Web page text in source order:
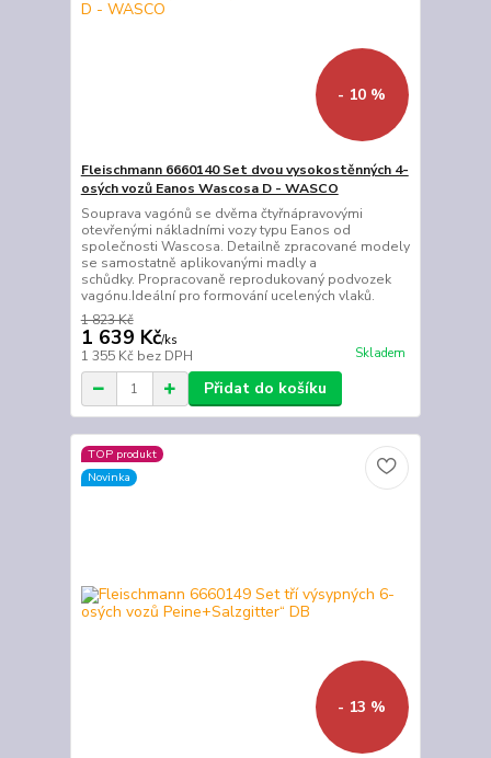
- 10 %
Fleischmann 6660140 Set dvou vysokostěnných 4-
osých vozů Eanos Wascosa D - WASCO
Souprava vagónů se dvěma čtyřnápravovými
otevřenými nákladními vozy typu Eanos od
společnosti Wascosa. Detailně zpracované modely
se samostatně aplikovanými madly a
schůdky. Propracovaně reprodukovaný podvozek
vagónu.Ideální pro formování ucelených vlaků.
1 823 Kč
1 639 Kč/ks
1 355 Kč bez DPH Skladem
Přidat do košíku
TOP produkt
Novinka
- 13 %